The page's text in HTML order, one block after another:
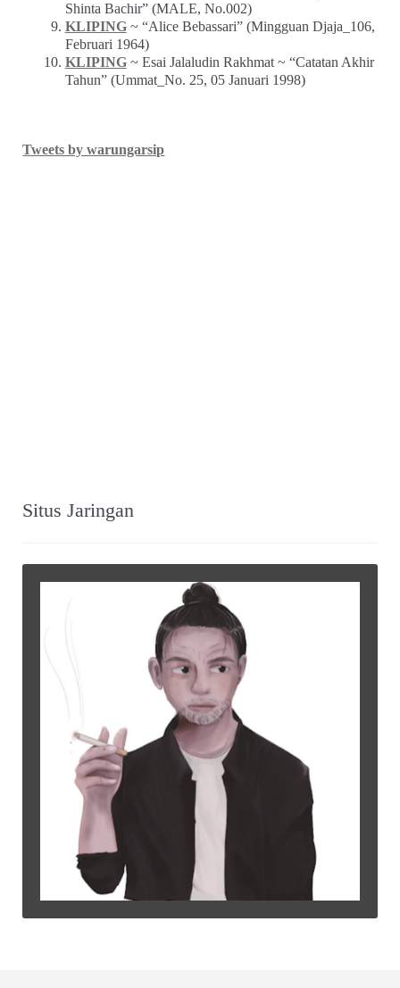
Shinta Bachir” (MALE, No.002)
KLIPING~ “Alice Bebassari” (Mingguan Djaja_106,
Februari 1964)
KLIPING~ Esai Jalaludin Rakhmat ~ “Catatan Akhir
Tahun” (Ummat_No. 25, 05 Januari 1998)
Tweets by warungarsip
Situs Jaringan